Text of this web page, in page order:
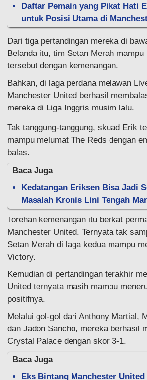
Daftar Pemain yang Pikat Hati
untuk Posisi Utama di
Dari tiga pertandingan mereka di
Belanda itu, tim Setan Merah mampu
tersebut dengan kemenangan.
Bahkan, di laga perdana melawan
Manchester United berhasil
mereka di Liga Inggris musim lalu.
Tak tanggung-tanggung, skuad Erik
mampu melumat The Reds dengan
balas.
Baca Juga
Kedatangan Eriksen Bisa Jadi
Masalah Kronis Lini Tengah
Torehan kemenangan itu berkat
Manchester United. Ternyata tak
Setan Merah di laga kedua mampu
Victory.
Kemudian di pertandingan terakhir
United ternyata masih mampu
positifnya.
Melalui gol-gol dari Anthony Martial,
dan Jadon Sancho, mereka berhasil
Crystal Palace dengan skor 3-1.
Baca Juga
Eks Bintang Manchester United